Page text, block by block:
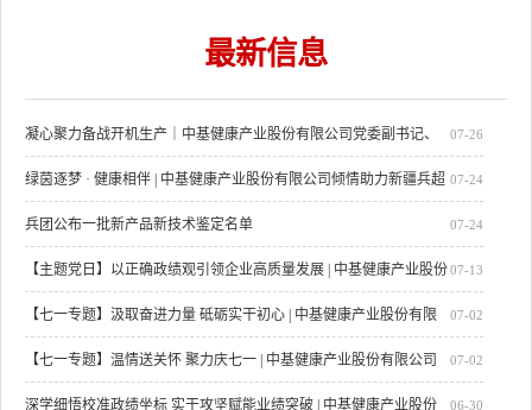
律底线 永葆清廉本色” 主题党日活
国共产党成立105周年大会实况直
最新信息
07-26
凝心聚力备战开机生产｜中基健康产业股份有限公司党委副书记、
总经理毛文波深入中基红色番茄天湖分公司调研指导开机生产前期筹备工
作
07-24
绿茵逐梦 · 健康相伴 | 中基健康产业股份有限公司倾情助力新疆兵超
07-24
兵团公布一批新产品新技术鉴定名单
07-13
【主题党日】以正确政绩观引领企业高质量发展 | 中基健康产业股份
有限公司基层党支部开展 “严守纪律底线 永葆清廉本色” 主题党日活动07-02
【七一专题】汲取奋进力量 砥砺实干初心 | 中基健康产业股份有限
公司组织干部职工集中收看庆祝中国共产党成立105周年大会实况直播07-02
【七一专题】温情送关怀 聚力庆七一 | 中基健康产业股份有限公司
党委副书记、总经理毛文波带队走访慰问一线党员马西云 06-30
深学细悟校准政绩坐标 实干攻坚赋能业绩突破 | 中基健康产业股份